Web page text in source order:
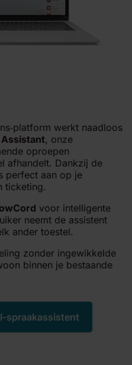
werkt naadloos
, onze
oproepen
afhandelt. Dankzij de
perfect aan op je
ticketing.
voor intelligente
neemt de assistent
ander toestel.
zonder ingewikkelde
binnen je bestaande
spraakassistent